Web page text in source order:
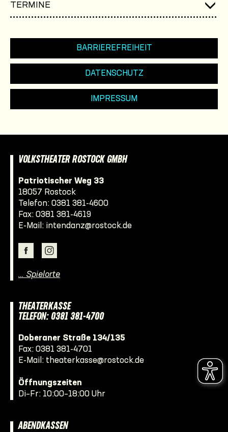
TERMINE
BARRIEREFREIHEIT
DATENSCHUTZ
IMPRESSUM
VOLKSTHEATER ROSTOCK GMBH
Patriotischer Weg 33
18057 Rostock
Telefon: 0381 381-4600
Fax: 0381 381-4619
E-Mail: intendanz@rostock.de
… Spielorte
THEATERKASSE
TELEFON: 0381 381-4700
Doberaner Straße 134/135
Fax: 0381 381-4701
E-Mail: theaterkasse@rostock.de
Öffnungszeiten
Di–Fr: 10:00–18:00 Uhr
ABENDKASSEN